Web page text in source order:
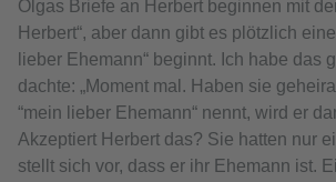
Olgas Briefe an Herbert beginnen mit
Herbert“, aber dann gibt es plötzlich
lieber Ehemann“ beginnt. Ich habe das
dachte: „Moment mal. Haben sie
“mein lieber Ehemann“ nennt, wird er
Akzeptiert Herbert das? Sie hatten nur
stellt sich vor, dass er ihr Ehemann ist.